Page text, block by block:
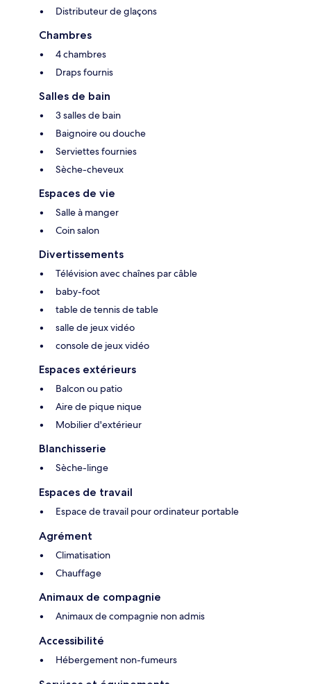
Distributeur de glaçons
Chambres
4 chambres
Draps fournis
Salles de bain
3 salles de bain
Baignoire ou douche
Serviettes fournies
Sèche-cheveux
Espaces de vie
Salle à manger
Coin salon
Divertissements
Télévision avec chaînes par câble
baby-foot
table de tennis de table
salle de jeux vidéo
console de jeux vidéo
Espaces extérieurs
Balcon ou patio
Aire de pique nique
Mobilier d'extérieur
Blanchisserie
Sèche-linge
Espaces de travail
Espace de travail pour ordinateur portable
Agrément
Climatisation
Chauffage
Animaux de compagnie
Animaux de compagnie non admis
Accessibilité
Hébergement non-fumeurs